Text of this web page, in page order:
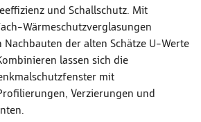
und Schallschutz. Mit
Wärmeschutzverglasungen
der alten Schätze U-Werte
lassen sich die
mit
Verzierungen und